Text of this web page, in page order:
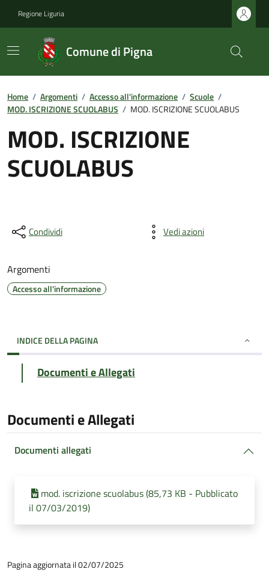
Regione Liguria
Comune di Pigna
Home / Argomenti / Accesso all'informazione / Scuole /
MOD. ISCRIZIONE SCUOLABUS / MOD. ISCRIZIONE SCUOLABUS
MOD. ISCRIZIONE
SCUOLABUS
Condividi Vedi azioni
Argomenti
Accesso all'informazione
INDICE DELLA PAGINA
Documenti e Allegati
Documenti e Allegati
Documenti allegati
mod. iscrizione scuolabus (85,73 KB - Pubblicato
il 07/03/2019)
Pagina aggiornata il 02/07/2025